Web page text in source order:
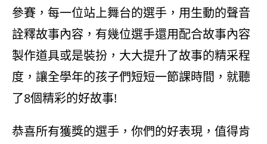
參賽，每一位站上舞台的選手，用生動的聲音
詮釋故事內容，有幾位選手還用配合故事內容
製作道具或是裝扮，大大提升了故事的精采程
度，讓全學年的孩子們短短一節課時間，就聽
了8個精彩的好故事!
恭喜所有獲獎的選手，你們的好表現，值得肯